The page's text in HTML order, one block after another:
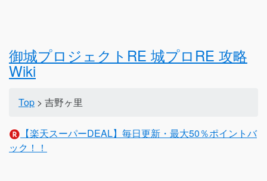
御城プロジェクトRE 城プロRE 攻略
Wiki
Top > 吉野ヶ里
【楽天スーパーDEAL】毎日更新・最大50％ポイントバ
ック！！